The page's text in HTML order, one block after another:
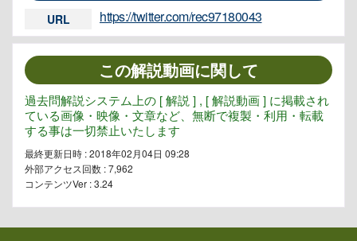
URL https://twitter.com/rec97180043
この解説動画に関して
過去問解説システム上の [ 解説 ] , [ 解説動画 ] に掲載され
ている画像・映像・文章など、無断で複製・利用・転載
する事は一切禁止いたします
最終更新日時 : 2018年02月04日 09:28
外部アクセス回数 :7,962
コンテンツVer : 3.24